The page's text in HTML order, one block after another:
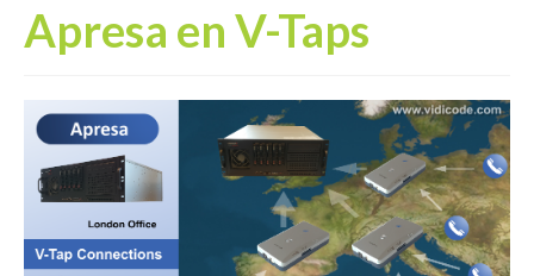
Oplossingen
Zoek een oplossing
Producten
Call Recorders
Call Recorder Apresa
Apresa en V-Taps